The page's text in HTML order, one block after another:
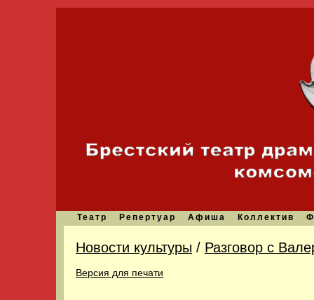
Театр Репертуар Афиша Коллектив
Новости культуры / Разговор с
Версия для печати